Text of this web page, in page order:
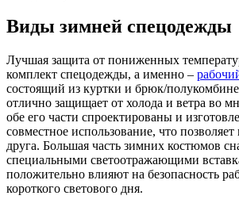
Виды зимней спецодежды
Лучшая защита от пониженных
комплект спецодежды, а именно –
состоящий из куртки и брюк/
отлично защищает от холода и ветра во
обе его части спроектированы и
совместное использование, что
друга. Большая часть зимних костюмов
специальными светоотражающими
положительно влияют на безопасность
короткого светового дня.